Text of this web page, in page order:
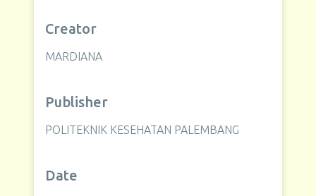
Creator
MARDIANA
Publisher
POLITEKNIK KESEHATAN PALEMBANG
Date